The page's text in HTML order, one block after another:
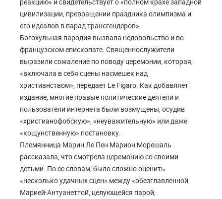
цивилизации, превращении праздника олимпизма и
его идеалов в парад трансгендеров».
Богохульная пародия вызвала недовольство и во
французском епископате. Священнослужители
выразили сожаление по поводу церемонии, которая,
«включала в себя сцены насмешек над
христианством», передает Le Figaro. Как добавляет
издание, многие правые политические деятели и
пользователи интернета были возмущены, осудив
«христианофобскую», «неуважительную» или даже
«кощунственную» постановку.
Племянница Марин Ле Пен Марион Морешаль
рассказала, что смотрела церемонию со своими
детьми. По ее словам, было сложно оценить
«несколько удачных сцен» между «обезглавленной
Марией-Антуанеттой, целующейся парой,